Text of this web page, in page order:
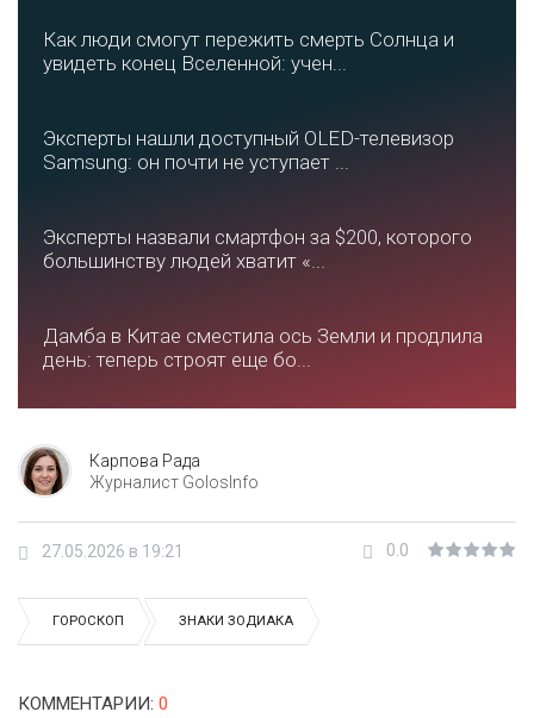
Как люди смогут пережить смерть Солнца и
увидеть конец Вселенной: учен...
Эксперты нашли доступный OLED-телевизор
Samsung: он почти не уступает ...
Эксперты назвали смартфон за $200, которого
большинству людей хватит «...
Дамба в Китае сместила ось Земли и продлила
день: теперь строят еще бо...
Карпова Рада
Журналист GolosInfo
27.05.2026 в 19:21 0.0
ГОРОСКОП ЗНАКИ ЗОДИАКА
КОММЕНТАРИИ: 0